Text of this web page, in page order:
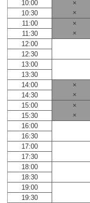
10:00
×
10:30
×
11:00
×
11:30
×
12:00
12:30
13:00
13:30
14:00
×
14:30
×
15:00
×
15:30
×
16:00
16:30
17:00
17:30
18:00
18:30
19:00
19:30